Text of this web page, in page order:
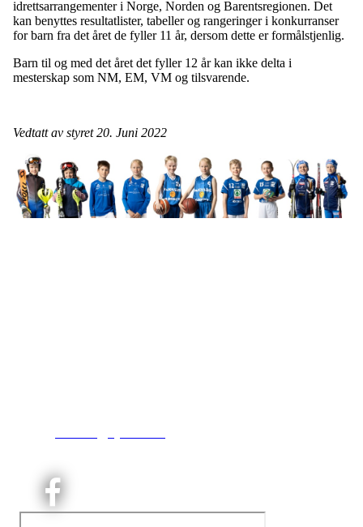
idrettsarrangementer i Norge, Norden og Barentsregionen. Det
kan benyttes resultatlister, tabeller og rangeringer i konkurranser
for barn fra det året de fyller 11 år, dersom dette er formålstjenlig.
Barn til og med det året det fyller 12 år kan ikke delta i
mesterskap som NM, EM, VM og tilsvarende.
Vedtatt av styret 20. Juni 2022